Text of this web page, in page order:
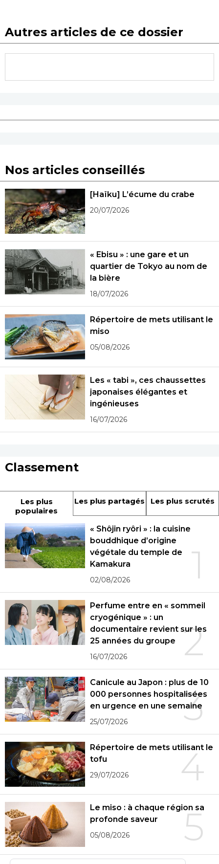
Autres articles de ce dossier
Nos articles conseillés
[Haïku] L’écume du crabe
20/07/2026
« Ebisu » : une gare et un
quartier de Tokyo au nom de
la bière
18/07/2026
Répertoire de mets utilisant le
miso
05/08/2026
Les « tabi », ces chaussettes
japonaises élégantes et
ingénieuses
16/07/2026
Classement
Les plus
populaires
Les plus partagés Les plus scrutés
1
« Shôjin ryôri » : la cuisine
bouddhique d’origine
végétale du temple de
Kamakura
02/08/2026
2
Perfume entre en « sommeil
cryogénique » : un
documentaire revient sur les
25 années du groupe
16/07/2026
3
Canicule au Japon : plus de 10
000 personnes hospitalisées
en urgence en une semaine
25/07/2026
4
Répertoire de mets utilisant le
tofu
29/07/2026
5
Le miso : à chaque région sa
profonde saveur
05/08/2026